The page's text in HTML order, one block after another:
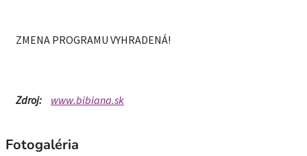
ZMENA PROGRAMU VYHRADENÁ!
Zdroj: www.bibiana.sk
Fotogaléria